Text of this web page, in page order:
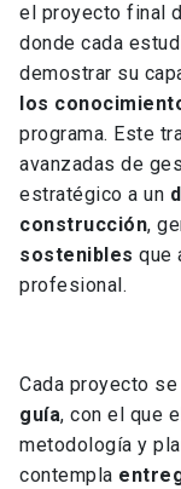
el proyecto final
donde cada
demostrar su
los
programa. Este
avanzadas de
estratégico a un
construcción,
sostenibles que
profesional.
Cada proyecto
guía, con el que
metodología y
contempla